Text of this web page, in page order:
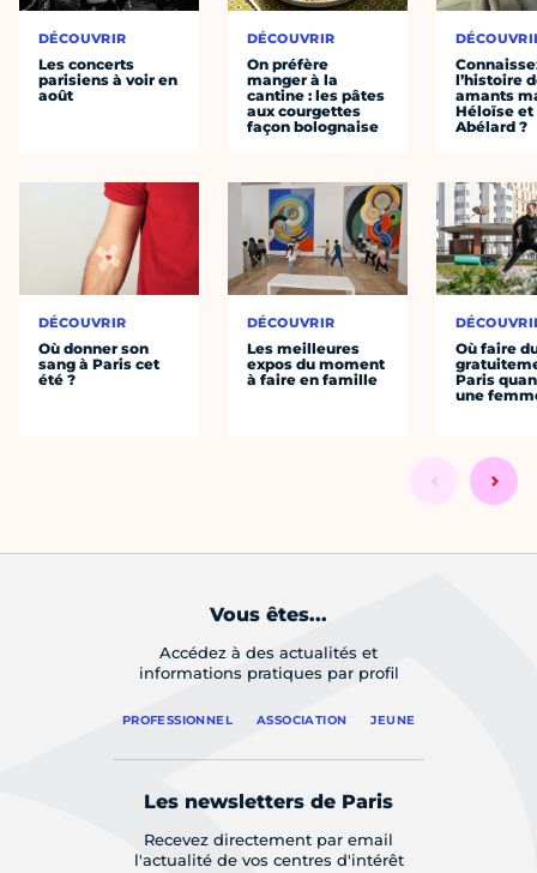
DÉCOUVRIR
Les concerts
parisiens à voir en
août
DÉCOUVRIR
Où donner son
sang à Paris cet
été ?
DÉCOUVRIR
On préfère
manger à la
cantine : les pâtes
aux courgettes
façon bolognaise
DÉCOUVRIR
Les meilleures
expos du moment
à faire en famille
l’histoire
amants
Héloïse et
Abélard ?
Où faire
Paris
une
Vous êtes...
Accédez à des actualités et
informations pratiques par profil
PROFESSIONNEL ASSOCIATION JEUNE
Les newsletters de Paris
Recevez directement par email
l'actualité de vos centres d'intérêt